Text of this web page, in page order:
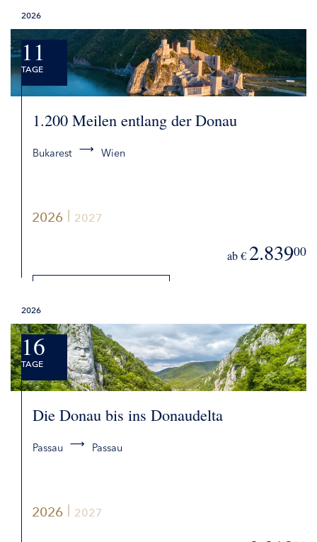
2026 2027
2026
11
TAGE
1.200 Meilen entlang der Donau
Bukarest Wien
ab € 2.83900
2026 2027
2026
16
TAGE
Die Donau bis ins Donaudelta
Passau Passau